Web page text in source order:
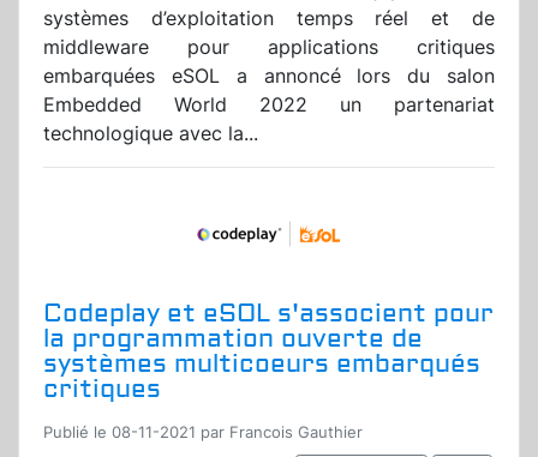
systèmes d’exploitation temps réel et de
middleware pour applications critiques
embarquées eSOL a annoncé lors du salon
Embedded World 2022 un partenariat
technologique avec la...
Codeplay et eSOL s'associent pour
la programmation ouverte de
systèmes multicoeurs embarqués
critiques
Publié le 08-11-2021 par Francois Gauthier